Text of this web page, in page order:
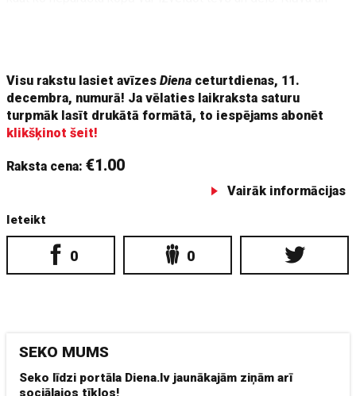
Visu rakstu lasiet avīzesDiena ceturtdienas, 11.
decembra, numurā! Ja vēlaties laikraksta saturu
turpmāk lasīt drukātā formātā, to iespējams abonēt
klikšķinot šeit!
Raksta cena:€1.00
Vairāk informācijas
Ieteikt
0 0
SEKO MUMS
Seko līdzi portāla Diena.lv jaunākajām ziņām arī
sociālajos tīklos!